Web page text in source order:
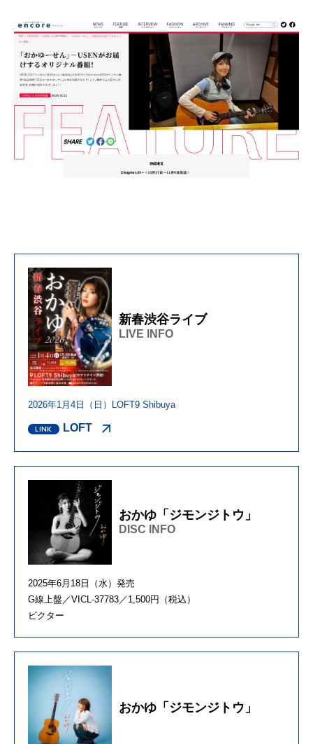
新春渋谷ライブ
LIVE INFO
2026年1月4日（日）LOFT9 Shibuya
LOFT
おかゆ「ジモンジトウ」
DISC INFO
2025年6月18日（水）発売
G線上盤／VICL-37783／1,500円（税込）
ビクター
おかゆ「ジモンジトウ」